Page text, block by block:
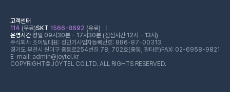
고객센터
114 (무료)SKT 1566-8692 (유료)
운영시간평일 09시30분 - 17시30분 (점심시간 12시 - 13시)
주식회사 조이텔대표: 정민기 사업자등록번호: 886-87-00313
경기도 부천시 원미구 중동로254번길 78, 702호(중동, 필타운) FAX: 02-6958-9821
E-mail: admin@joytel.kr
COPYRIGHT©JOYTEL CO.LTD. ALL RIGHTS RESERVED.